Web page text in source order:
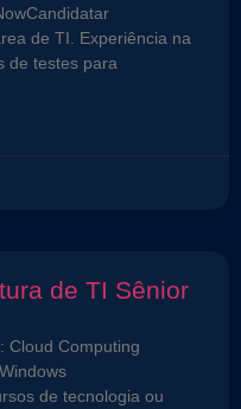
de TI. Experiência na
de testes para
de TI Sênior
Cloud Computing
de tecnologia ou